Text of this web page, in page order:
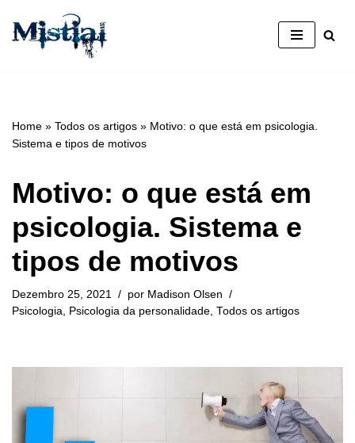
Avançar
Home » Todos os artigos » Motivo: o que está em psicologia.
Sistema e tipos de motivos
Motivo: o que está em
psicologia. Sistema e
tipos de motivos
Dezembro 25, 2021 por Madison Olsen
Psicologia, Psicologia da personalidade, Todos os artigos